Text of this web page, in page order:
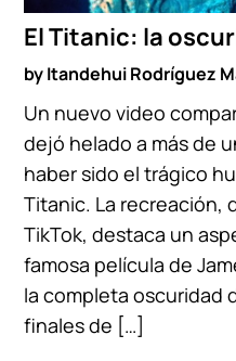
El Titanic: la
byItandehui Rodríguez
Un nuevo video
dejó helado a más de
haber sido el trágico
Titanic. La recreación,
TikTok, destaca un
famosa película de
la completa oscuridad
finales de […]